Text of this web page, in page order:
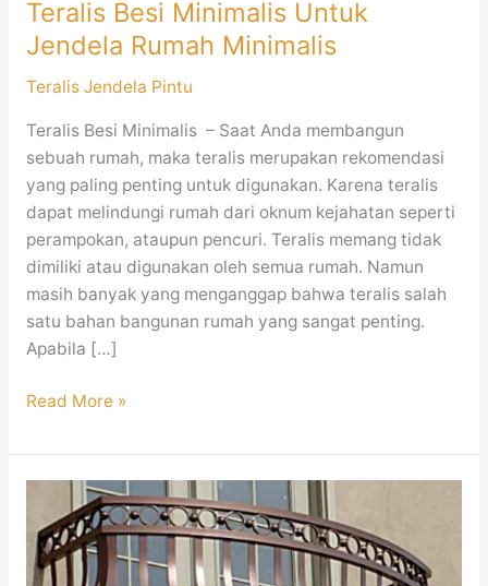
Teralis Besi Minimalis Untuk
Jendela Rumah Minimalis
Teralis Jendela Pintu
Teralis Besi Minimalis – Saat Anda membangun
sebuah rumah, maka teralis merupakan rekomendasi
yang paling penting untuk digunakan. Karena teralis
dapat melindungi rumah dari oknum kejahatan seperti
perampokan, ataupun pencuri. Teralis memang tidak
dimiliki atau digunakan oleh semua rumah. Namun
masih banyak yang menganggap bahwa teralis salah
satu bahan bangunan rumah yang sangat penting.
Apabila […]
Read More »
Balkon
Minimalis
Mewah